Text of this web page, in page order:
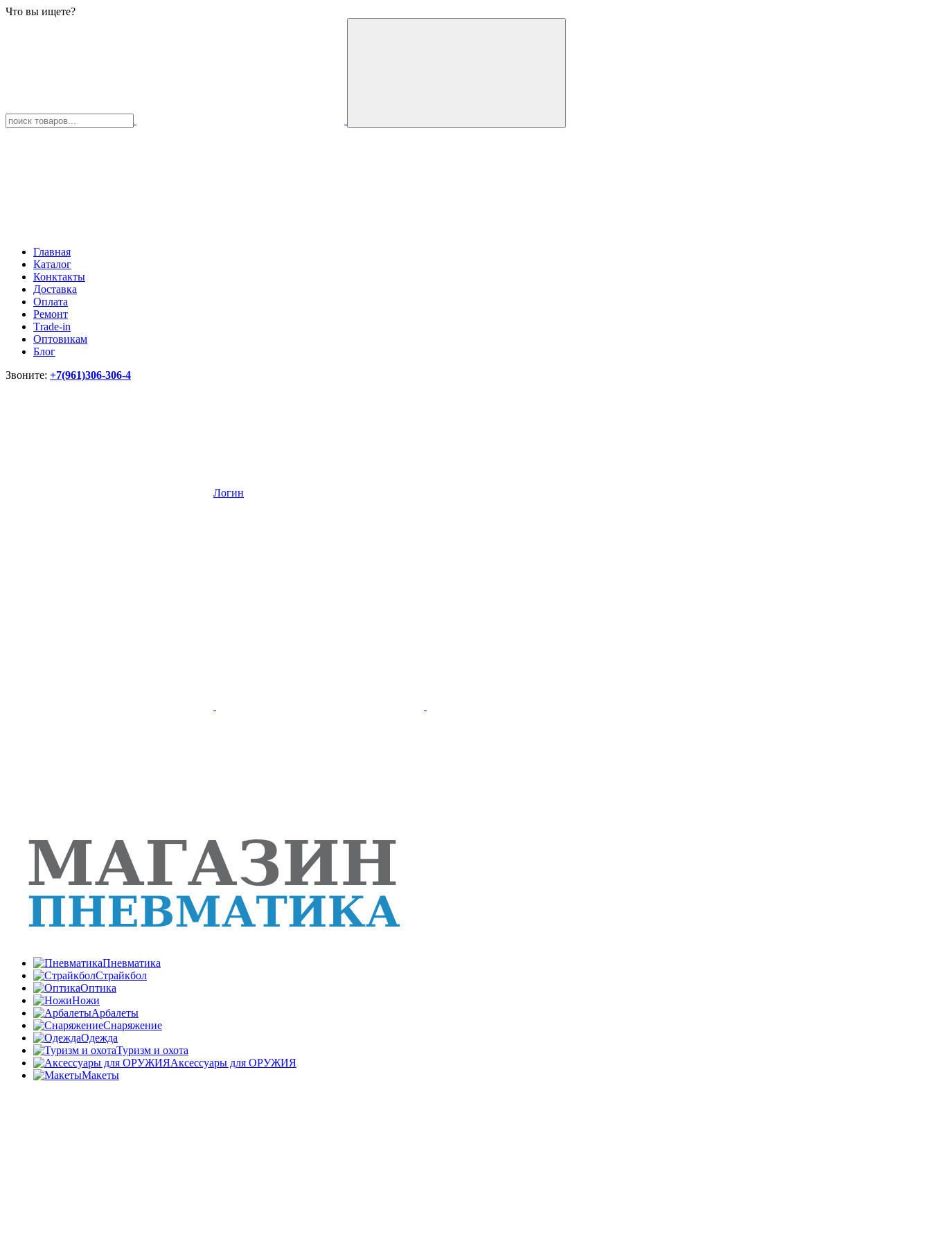
Что вы ищете?
Главная
Каталог
Конктакты
Доставка
Оплата
Ремонт
Тrade-in
Оптовикам
Блог
Звоните: +7(961)306-306-4
Логин
Пневматика
Страйкбол
Оптика
Ножи
Арбалеты
Снаряжение
Одежда
Туризм и охота
Аксессуары для ОРУЖИЯ
Макеты